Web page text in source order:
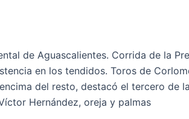
de Aguascalientes. Corrida de la
en los tendidos. Toros de
del resto, destacó el tercero de
Hernández, oreja y palmas